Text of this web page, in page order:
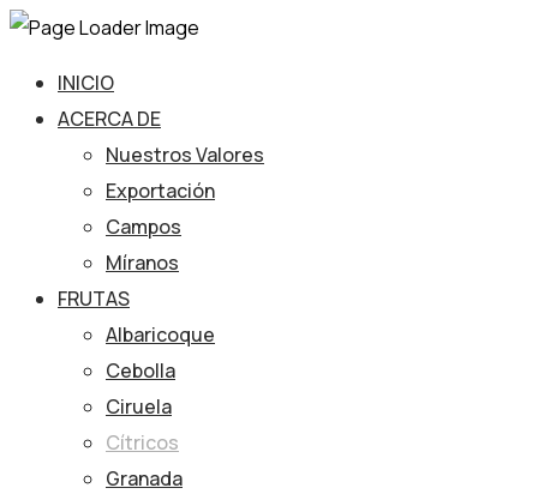
INICIO
ACERCA DE
Nuestros Valores
Exportación
Campos
Míranos
FRUTAS
Albaricoque
Cebolla
Ciruela
Cítricos
Granada